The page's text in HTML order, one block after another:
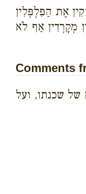
אֶת הַפִּלְפְּלִין
מְקָרְדִין אַף לֹא
Comments
של שכנתו, ועל